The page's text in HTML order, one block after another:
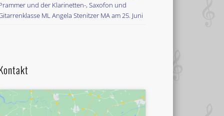
und der Klarinetten-, Saxofon und
ML Angela Stenitzer MA am 25. Juni